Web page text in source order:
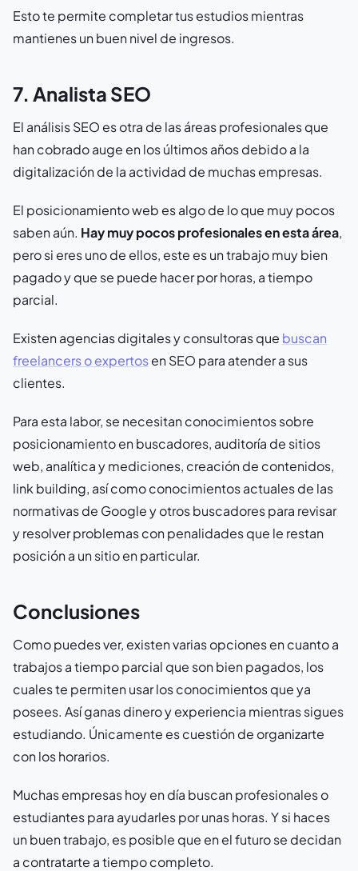
Esto te permite completar tus estudios mientras
mantienes un buen nivel de ingresos.
7. Analista SEO
El análisis SEO es otra de las áreas profesionales que
han cobrado auge en los últimos años debido a la
digitalización de la actividad de muchas empresas.
El posicionamiento web es algo de lo que muy pocos
saben aún. Hay muy pocos profesionales en esta área,
pero si eres uno de ellos, este es un trabajo muy bien
pagado y que se puede hacer por horas, a tiempo
parcial.
Existen agencias digitales y consultoras que buscan
freelancers o expertosen SEO para atender a sus
clientes.
Para esta labor, se necesitan conocimientos sobre
posicionamiento en buscadores, auditoría de sitios
web, analítica y mediciones, creación de contenidos,
link building, así como conocimientos actuales de las
normativas de Google y otros buscadores para revisar
y resolver problemas con penalidades que le restan
posición a un sitio en particular.
Conclusiones
Como puedes ver, existen varias opciones en cuanto a
trabajos a tiempo parcial que son bien pagados, los
cuales te permiten usar los conocimientos que ya
posees. Así ganas dinero y experiencia mientras sigues
estudiando. Únicamente es cuestión de organizarte
con los horarios.
Muchas empresas hoy en día buscan profesionales o
estudiantes para ayudarles por unas horas. Y si haces
un buen trabajo, es posible que en el futuro se decidan
a contratarte a tiempo completo.